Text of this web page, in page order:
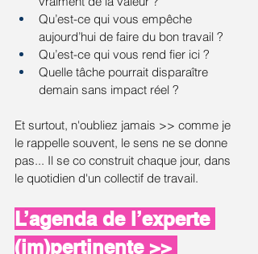
Qu’est-ce qui vous empêche
aujourd’hui de faire du bon travail ?
Qu’est-ce qui vous rend fier ici ?
Quelle tâche pourrait disparaître
demain sans impact réel ?
Et surtout, n'oubliez jamais >> comme je
le rappelle souvent, le sens ne se donne
pas... Il se co construit chaque jour, dans
le quotidien d'un collectif de travail.
L’agenda de l’experte
(im)pertinente >>